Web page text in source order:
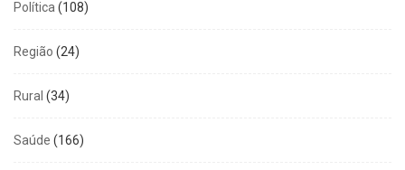
Política (108)
Região (24)
Rural (34)
Saúde (166)